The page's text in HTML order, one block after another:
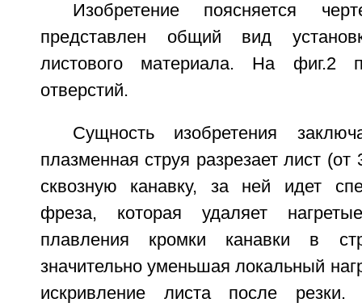
Изобретение поясняется
представлен общий вид
листового материала. На фиг.2
отверстий.
Сущность изобретения
плазменная струя разрезает лист
сквозную канавку, за ней идет
фреза, которая удаляет
плавления кромки канавки в
значительно уменьшая локальный
искривление листа после резки.